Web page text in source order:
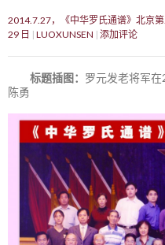
2014.7.27，《中华罗氏通谱》北京
29 日
LUOXUNSEN 添加评论
标题插图： 罗元发老将军
陈勇